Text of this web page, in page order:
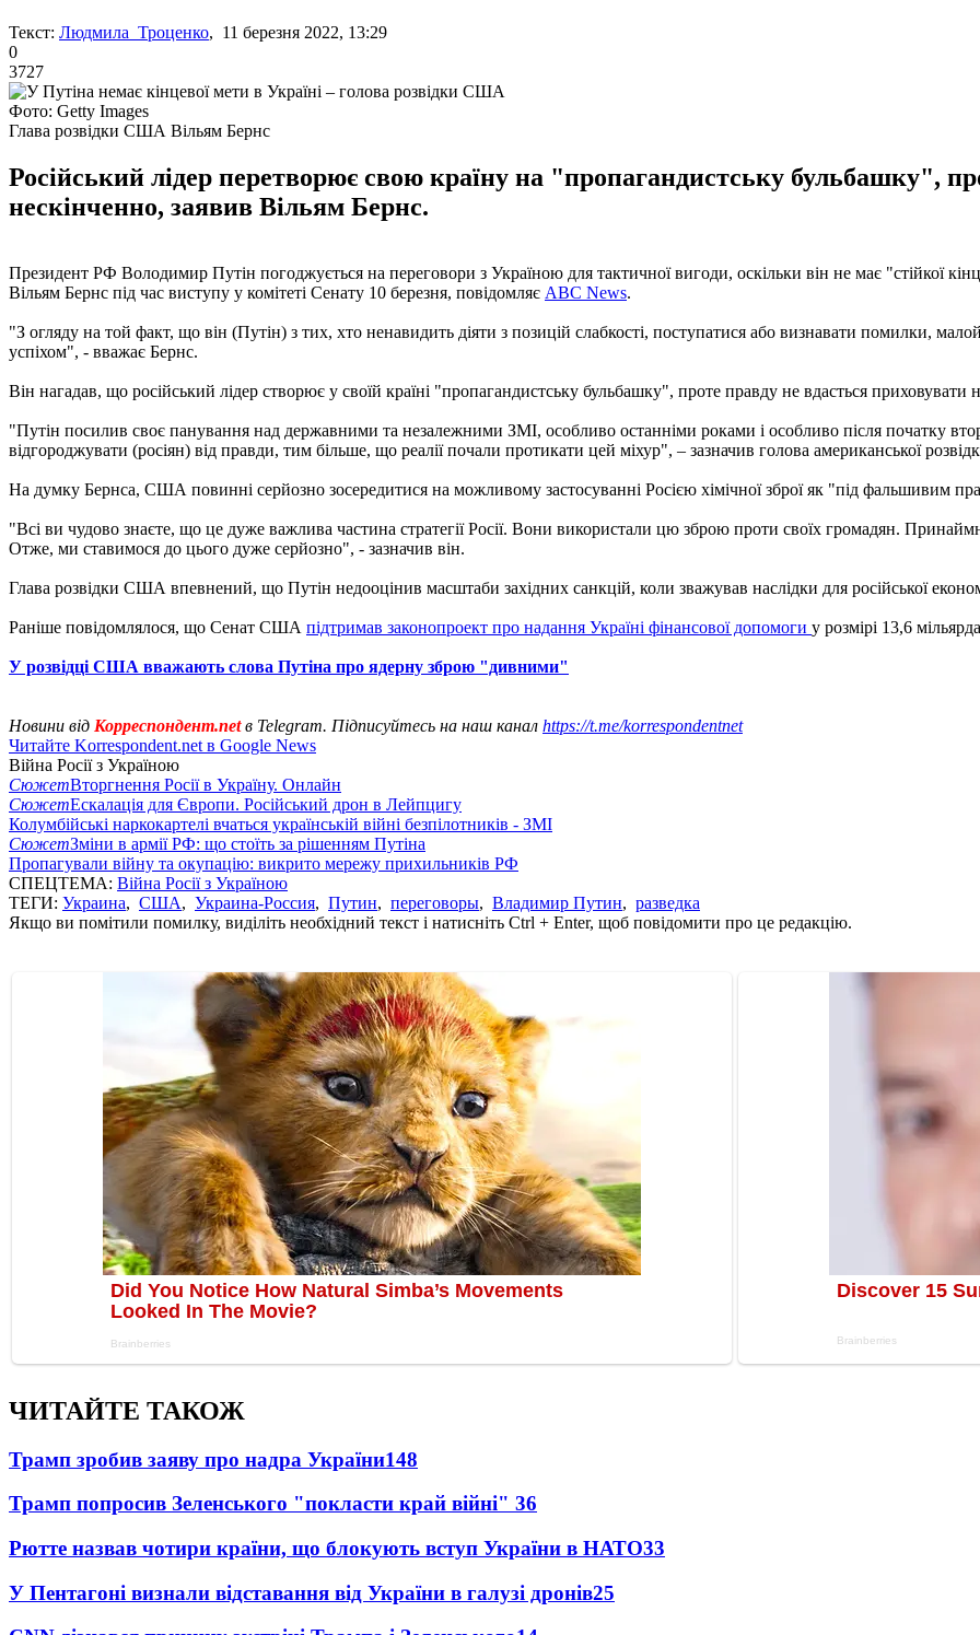
Текст: Людмила Троценко, 11 березня 2022, 13:29
0
3727
Фото: Getty Images
Глава розвідки США Вільям Бернс
Російський лідер перетворює свою країну на "пропагандистську бульбашку",
нескінченно, заявив Вільям Бернс.
Президент РФ Володимир Путін погоджується на переговори з Україною для тактичної вигоди, оскільки він не має "стійкої
Вільям Бернс під час виступу у комітеті Сенату 10 березня, повідомляє ABC News.
"З огляду на той факт, що він (Путін) з тих, хто ненавидить діяти з позицій слабкості, поступатися або визнавати помилки,
успіхом", - вважає Бернс.
Він нагадав, що російський лідер створює у своїй країні "пропагандистську бульбашку", проте правду не вдасться приховувати
"Путін посилив своє панування над державними та незалежними ЗМІ, особливо останніми роками і особливо після початку
відгороджувати (росіян) від правди, тим більше, що реалії почали протикати цей міхур", – зазначив голова американської
На думку Бернса, США повинні серйозно зосередитися на можливому застосуванні Росією хімічної зброї як "під фальшивим
"Всі ви чудово знаєте, що це дуже важлива частина стратегії Росії. Вони використали цю зброю проти своїх громадян.
Отже, ми ставимося до цього дуже серйозно", - зазначив він.
Глава розвідки США впевнений, що Путін недооцінив масштаби західних санкцій, коли зважував наслідки для російської
Раніше повідомлялося, що Сенат США підтримав законопроект про надання Україні фінансової допомоги у розмірі 13,6
У розвідці США вважають слова Путіна про ядерну зброю "дивними"
Новини від Корреспондент.netв Telegram. Підписуйтесь на наш канал https://t.me/korrespondentnet
Читайте Korrespondent.net в Google News
Війна Росії з Україною
СюжетВторгнення Росії в Україну. Онлайн
СюжетЕскалація для Європи. Російський дрон в Лейпцигу
Колумбійські наркокартелі вчаться українській війні безпілотників - ЗМІ
СюжетЗміни в армії РФ: що стоїть за рішенням Путіна
Пропагували війну та окупацію: викрито мережу прихильників РФ
СПЕЦТЕМА: Війна Росії з Україною
ТЕГИ: Украина, США, Украина-Россия, Путин, переговоры, Владимир Путин, разведка
Якщо ви помітили помилку, виділіть необхідний текст і натисніть Ctrl + Enter, щоб повідомити про це редакцію.
ЧИТАЙТЕ ТАКОЖ
Трамп зробив заяву про надра України148
Трамп попросив Зеленського "покласти край війні" 36
Рютте назвав чотири країни, що блокують вступ України в НАТО33
У Пентагоні визнали відставання від України в галузі дронів25